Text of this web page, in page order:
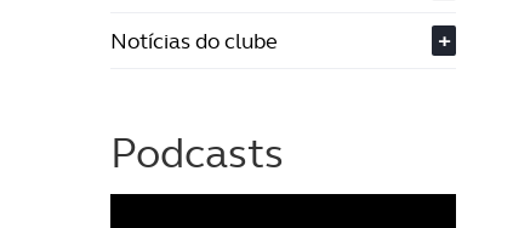
Notícias do clube
+
Podcasts